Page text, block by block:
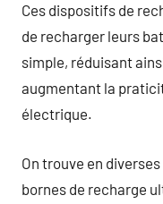
Ces dispositifs de
de recharger leurs
simple, réduisant
augmentant la
électrique.
On trouve en
bornes de recharge